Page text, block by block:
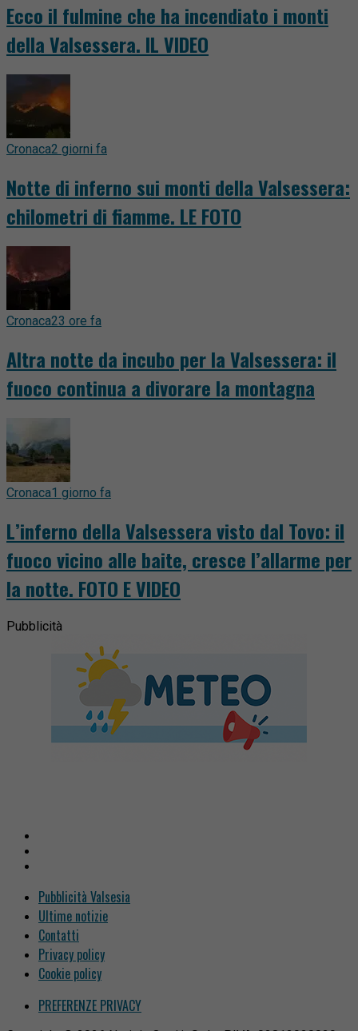
Ecco il fulmine che ha incendiato i monti
della Valsessera. IL VIDEO
Cronaca2 giorni fa
Notte di inferno sui monti della Valsessera:
chilometri di fiamme. LE FOTO
Cronaca23 ore fa
Altra notte da incubo per la Valsessera: il
fuoco continua a divorare la montagna
Cronaca1 giorno fa
L’inferno della Valsessera visto dal Tovo: il
fuoco vicino alle baite, cresce l’allarme per
la notte. FOTO E VIDEO
Pubblicità
Pubblicità Valsesia
Ultime notizie
Contatti
Privacy policy
Cookie policy
PREFERENZE PRIVACY